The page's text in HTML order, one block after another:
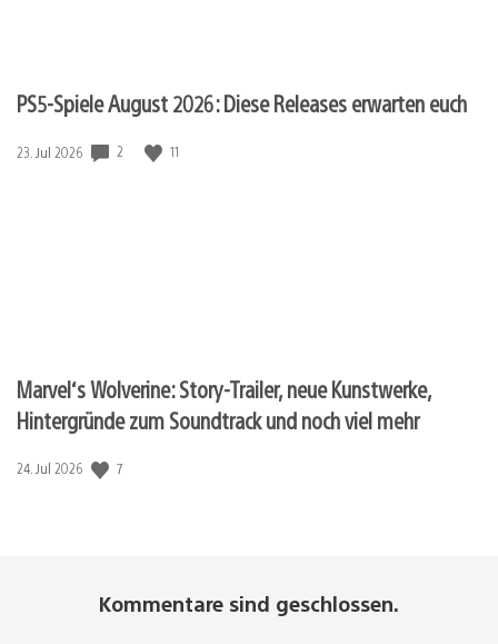
PS5-Spiele August 2026: Diese Releases erwarten euch
Veröffentlichungsdatum:
23. Jul 2026 2 11
Marvel‘s Wolverine: Story-Trailer, neue Kunstwerke,
Hintergründe zum Soundtrack und noch viel mehr
Veröffentlichungsdatum:
24. Jul 2026 7
Kommentare sind geschlossen.